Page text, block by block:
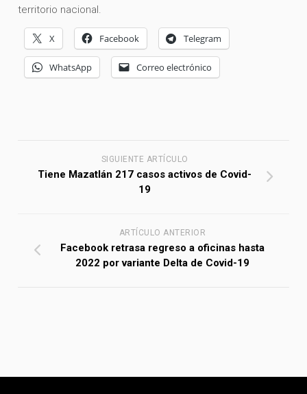
territorio nacional.
X Facebook Telegram
WhatsApp Correo electrónico
SIGUIENTE ARTÍCULO
Tiene Mazatlán 217 casos activos de Covid-
19
ARTÍCULO ANTERIOR
Facebook retrasa regreso a oficinas hasta
2022 por variante Delta de Covid-19